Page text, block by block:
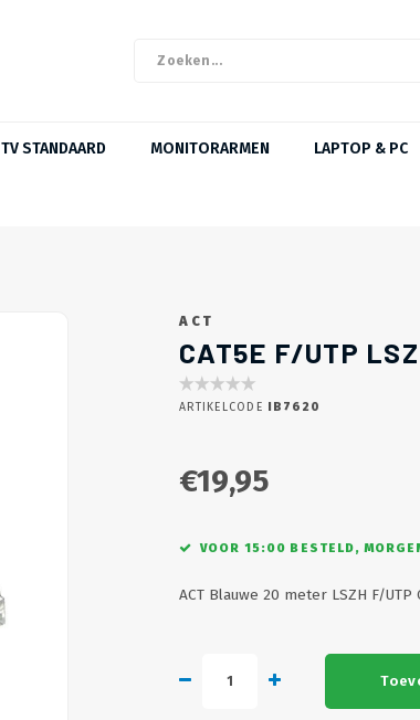
TV STANDAARD MONITORARMEN LAPTOP & PC
ACT
CAT5E F/UTP
ARTIKELCODE IB7620
€19,95
VOOR 15:00 BESTELD,
ACT Blauwe 20 meter LSZH F/